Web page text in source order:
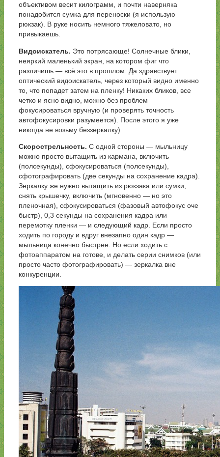
объективом весит килограмм, и почти наверняка
понадобится сумка для переноски (я использую
рюкзак). В руке носить немного тяжеловато, но
привыкаешь.
Видоискатель. Это потрясающе! Солнечные блики,
неяркий маленький экран, на котором фиг что
различишь — всё это в прошлом. Да здравствует
оптический видоискатель, через который видно именно
то, что попадет затем на пленку! Никаких бликов, все
четко и ясно видно, можно без проблем
фокусироваться вручную (и проверять точность
автофокусировки разумеется). После этого я уже
никогда не возьму беззеркалку)
Скорострельность. С одной стороны — мыльницу
можно просто вытащить из кармана, включить
(полсекунды), сфокусироваться (полсекунды),
сфотографировать (две секунды на сохранение кадра).
Зеркалку же нужно вытащить из рюкзака или сумки,
снять крышечку, включить (мгновенно — но это
пленочная), сфокусироваться (фазовый автофокус оче
быстр), 0,3 секунды на сохранения кадра или
перемотку пленки — и следующий кадр. Если просто
ходить по городу и вдруг внезапно один кадр —
мыльница конечно быстрее. Но если ходить с
фотоаппаратом на готове, и делать серии снимков (или
просто часто фотографировать) — зеркалка вне
конкуренции.